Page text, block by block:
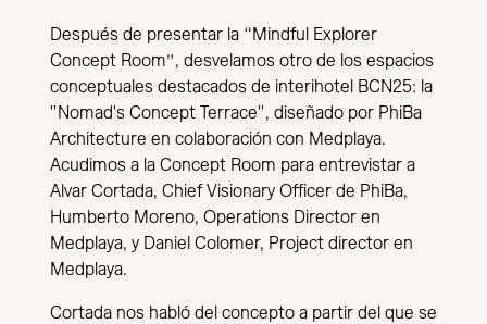
Después de presentar la “Mindful Explorer
Concept Room”, desvelamos otro de los espacios
conceptuales destacados de interihotel BCN25: la
"Nomad's Concept Terrace", diseñado por PhiBa
Architecture en colaboración con Medplaya.
Acudimos a la Concept Room para entrevistar a
Alvar Cortada, Chief Visionary Officer de PhiBa,
Humberto Moreno, Operations Director en
Medplaya, y Daniel Colomer, Project director en
Medplaya.
Cortada nos habló del concepto a partir del que se